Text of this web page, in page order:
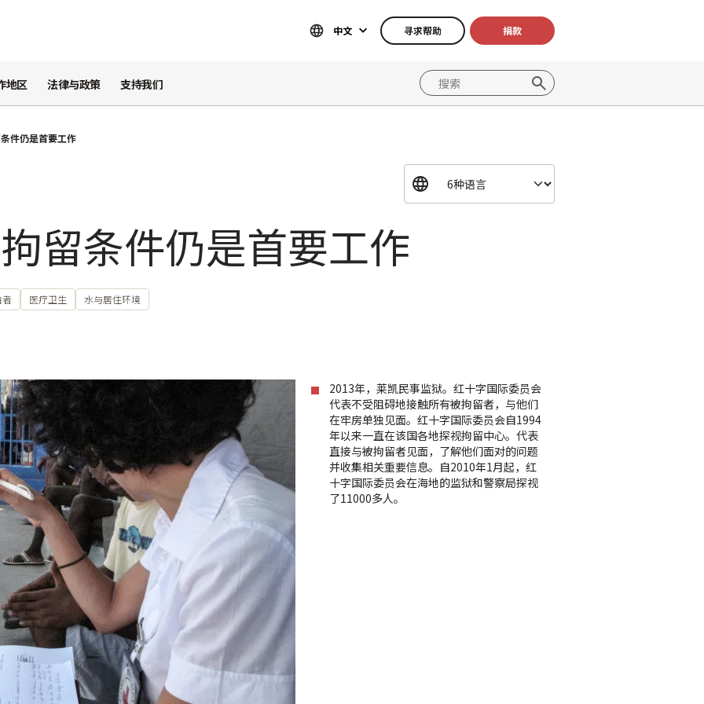
中文 寻求帮助 捐款
地区 法律与政策 支持我们
件仍是首要工作
留条件仍是首要工作
者 医疗卫生 水与居住环境
2013年，莱凯民事监狱。红十字国际委员会
代表不受阻碍地接触所有被拘留者，与他们
在牢房单独见面。红十字国际委员会自1994
年以来一直在该国各地探视拘留中心。代表
直接与被拘留者见面，了解他们面对的问题
并收集相关重要信息。自2010年1月起，红
十字国际委员会在海地的监狱和警察局探视
了11000多人。